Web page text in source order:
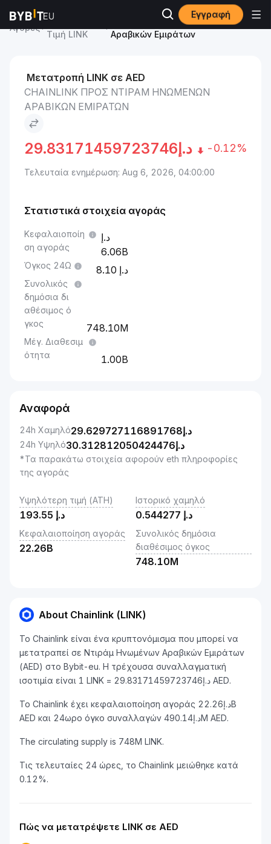
Εγγραφή
Αγορές
Chainlink
Τιμή LINK
Chainlink to Ντιράμ Ηνωμένων
Αραβικών Εμιράτων
Μετατροπή LINK σε AED
CHAINLINK ΠΡΟΣ ΝΤΙΡΆΜ ΗΝΩΜΈΝΩΝ
ΑΡΑΒΙΚΏΝ ΕΜΙΡΆΤΩΝ
د.إ29.83171459723746 -0.12%
Τελευταία ενημέρωση: Aug 6, 2026, 04:00:00
Στατιστικά στοιχεία αγοράς
Κεφαλαιοποίη
ση αγοράς
6.06B
Όγκος 24Ω 8.10
Συνολικός
δημόσια δι
αθέσιμος ό
γκος
748.10M
Μέγ. Διαθεσιμ
ότητα
1.00B
Αναφορά
24h Χαμηλό د.إ29.629727116891768
24h Υψηλό د.إ30.312812050424476
*Τα παρακάτω στοιχεία αφορούν eth πληροφορίες
της αγοράς
Υψηλότερη τιμή (ATH)
د.إ 193.55
Ιστορικό χαμηλό
د.إ 0.544277
Κεφαλαιοποίηση αγοράς
22.26B
Συνολικός δημόσια
διαθέσιμος όγκος
748.10M
About Chainlink (LINK)
Το Chainlink είναι ένα κρυπτονόμισμα που μπορεί να
μετατραπεί σε Ντιράμ Ηνωμένων Αραβικών Εμιράτων
(AED) στο Bybit-eu. Η τρέχουσα συναλλαγματική
ισοτιμία είναι 1 LINK = د.إ29.83171459723746 AED.
Το Chainlink έχει κεφαλαιοποίηση αγοράς د.إ22.26B
AED και 24ωρο όγκο συναλλαγών د.إ490.14M AED.
The circulating supply is 748M LINK.
Τις τελευταίες 24 ώρες, το Chainlink μειώθηκε κατά
0.12%.
Πώς να μετατρέψετε LINK σε AED